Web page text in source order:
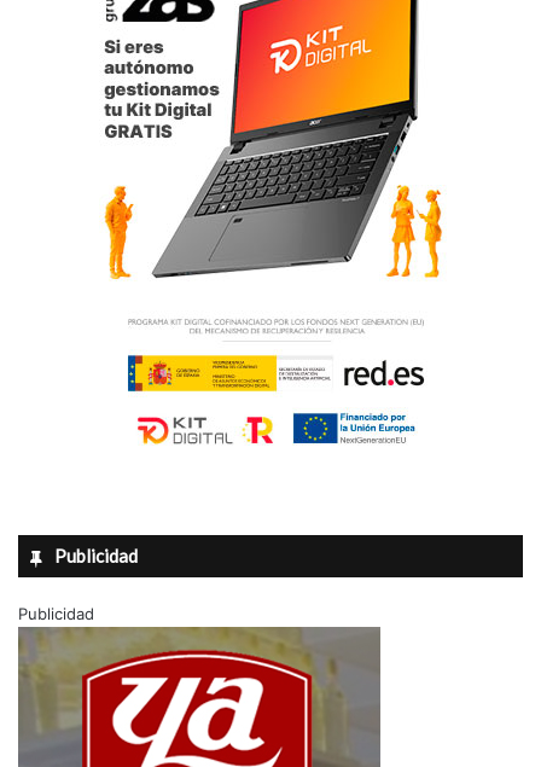
Publicidad
Publicidad